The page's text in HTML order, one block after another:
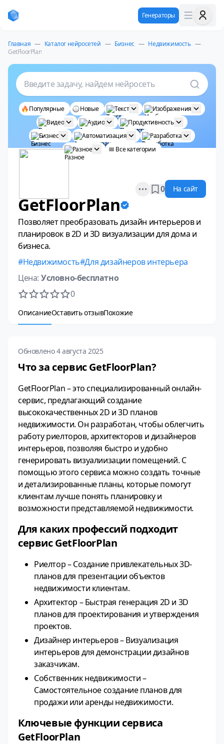
Генераторы
Главная — Каталог нейросетей — Бизнес — Недвижимость —
GetFloorPlan
Введите задачу, найдем нейросеть
Популярные Новые Текст
Изображения
Видео
Аудио
Продуктивность
Бизнес
Автоматизация
Разработка
Разное
Все категории
Open options
0 На сайт
GetFloorPlan
Позволяет преобразовать дизайн интерьеров и
планировок в 2D и 3D визуализации для дома и
бизнеса.
Недвижимость Для дизайнеров интерьера
Цена: Условно-бесплатно
0
ОписаниеОставить отзывПохожие
Обновлено 4 августа 2025
Что за сервис GetFloorPlan?
GetFloorPlan – это специализированный онлайн-
сервис, предлагающий создание
высококачественных 2D и 3D планов
недвижимости. Он разработан, чтобы облегчить
работу риелторов, архитекторов и дизайнеров
интерьеров, позволяя быстро и удобно
генерировать визуалиизации помещений. С
помощью этого сервиса можно создать точные
и детализированные планы, которые помогут
клиентам лучше понять планировку и
возможности представляемой недвижимости.
Для каких профессий подходит
сервис GetFloorPlan
Риелтор – Создание привлекательных 3D-
планов для презентации объектов
недвижимости клиентам.
Архитектор – Быстрая генерация 2D и 3D
планов для проектирования и утверждения
проектов.
Дизайнер интерьеров – Визуализация
интерьеров для демонстрации дизайнов
заказчикам.
Собственник недвижимости –
Самостоятельное создание планов для
продажи или аренды недвижимости.
Ключевые функции сервиса
GetFloorPlan